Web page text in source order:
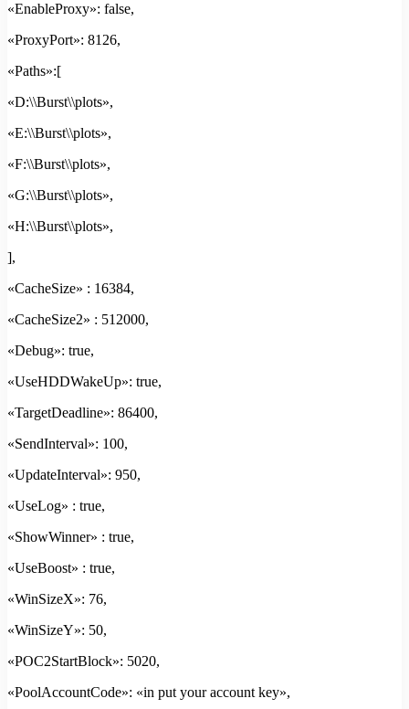
«EnableProxy»: false,
«ProxyPort»: 8126,
«Paths»:[
«D:\\Burst\\plots»,
«E:\\Burst\\plots»,
«F:\\Burst\\plots»,
«G:\\Burst\\plots»,
«H:\\Burst\\plots»,
],
«CacheSize» : 16384,
«CacheSize2» : 512000,
«Debug»: true,
«UseHDDWakeUp»: true,
«TargetDeadline»: 86400,
«SendInterval»: 100,
«UpdateInterval»: 950,
«UseLog» : true,
«ShowWinner» : true,
«UseBoost» : true,
«WinSizeX»: 76,
«WinSizeY»: 50,
«POC2StartBlock»: 5020,
«PoolAccountCode»: «in put your account key»,